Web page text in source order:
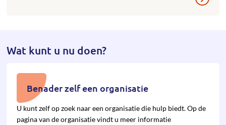
Wat kunt u nu doen?
Benader zelf een organisatie
U kunt zelf op zoek naar een organisatie die hulp biedt. Op de
pagina van de organisatie vindt u meer informatie